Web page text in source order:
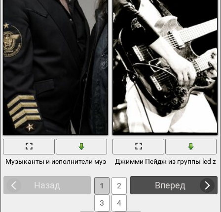
Музыканты и исполнители музыки в стиле рокДжимми Пейдж из группы led
Назад Вперед
1
2
3
4